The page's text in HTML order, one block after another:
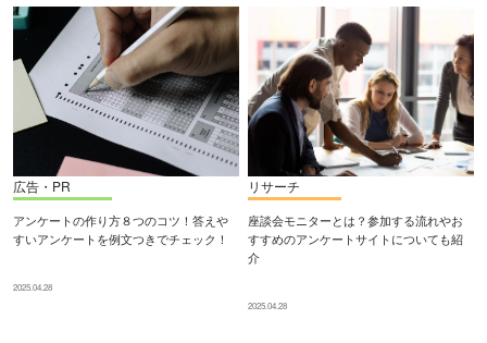
広告・PR
アンケートの作り方８つのコツ！答えや
すいアンケートを例文つきでチェック！
2025.04.28
リサーチ
座談会モニターとは？参加する流れやお
すすめのアンケートサイトについても紹
介
2025.04.28